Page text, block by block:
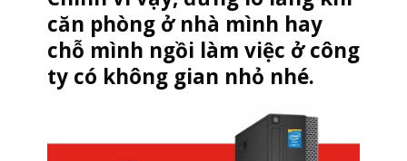
căn phòng ở nhà mình hay
chỗ mình ngồi làm việc ở công
ty có không gian nhỏ nhé.